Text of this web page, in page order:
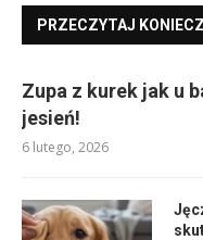
PRZECZYTAJ
Zupa z kurek jak u
jesień!
6 lutego, 2026